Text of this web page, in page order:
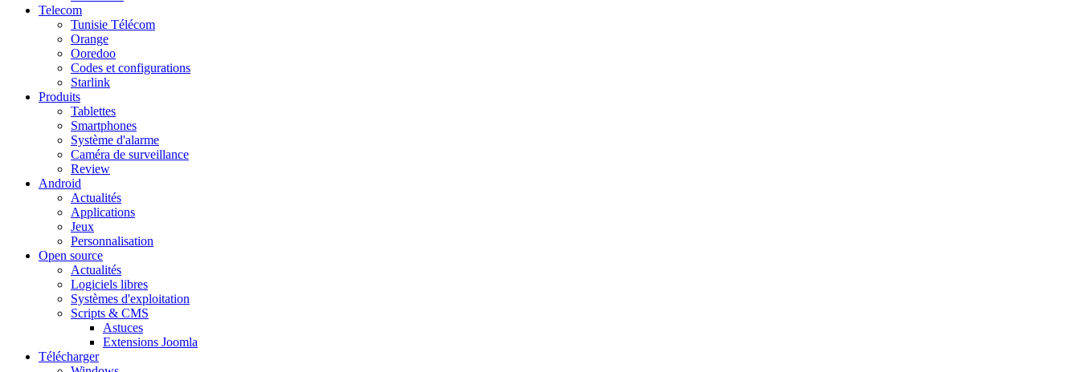
Telecom
Tunisie Télécom
Orange
Ooredoo
Codes et configurations
Starlink
Produits
Tablettes
Smartphones
Système d'alarme
Caméra de surveillance
Review
Android
Actualités
Applications
Jeux
Personnalisation
Open source
Actualités
Logiciels libres
Systèmes d'exploitation
Scripts & CMS
Astuces
Extensions Joomla
Télécharger